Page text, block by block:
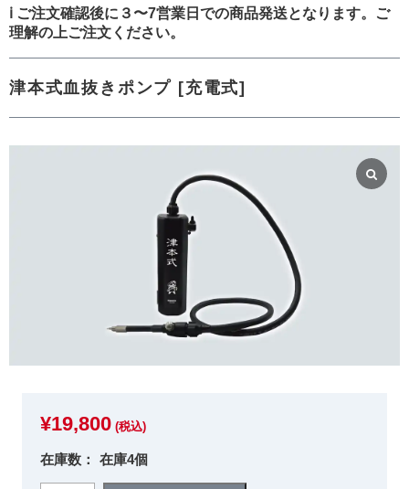
ℹ️ ご注文確認後に３〜7営業日での商品発送となります。ご
理解の上ご注文ください。
津本式血抜きポンプ [充電式]
¥19,800 (税込)
在庫4個